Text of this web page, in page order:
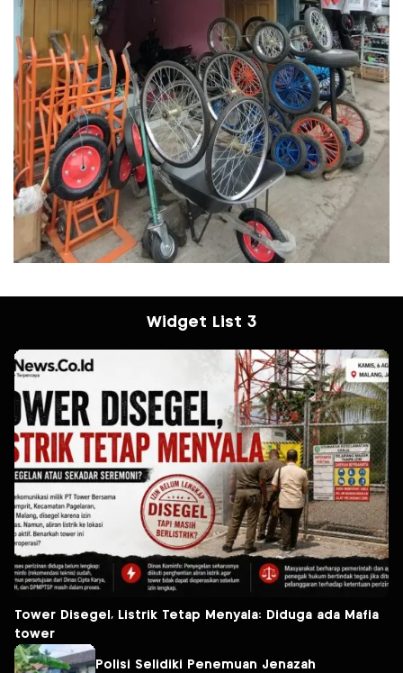
Widget List 3
Tower Disegel, Listrik Tetap Menyala: Diduga ada Mafia
tower
Polisi Selidiki Penemuan Jenazah